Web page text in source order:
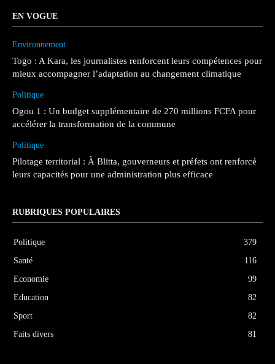
EN VOGUE
Environnement
Togo : A Kara, les journalistes renforcent leurs compétences pour
mieux accompagner l’adaptation au changement climatique
Politique
Ogou 1 : Un budget supplémentaire de 270 millions FCFA pour
accélérer la transformation de la commune
Politique
Pilotage territorial : À Blitta, gouverneurs et préfets ont renforcé
leurs capacités pour une administration plus efficace
RUBRIQUES POPULAIRES
Politique
379
Santé
116
Economie
99
Education
82
Sport
82
Faits divers
81